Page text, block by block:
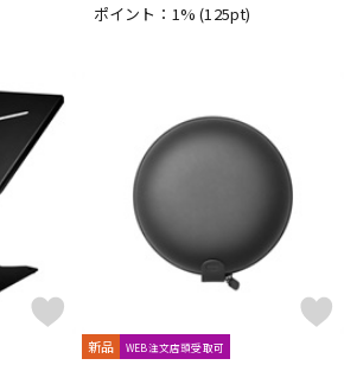
ポイント：1%(125pt)
新品 WEB注文店頭受取可